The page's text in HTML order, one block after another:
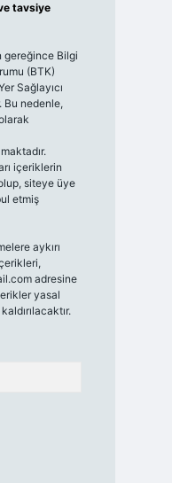
tavsiye
gereğince Bilgi
(BTK)
Sağlayıcı
Bu nedenle,
içeriklerin
siteye üye
etmiş
aykırı
adresine
yasal